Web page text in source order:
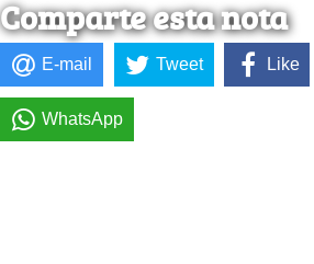
Comparte esta nota
E-mail Tweet Like
WhatsApp